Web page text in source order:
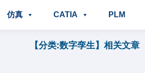
仿真 CATIA PLM
【分类:数字孪生】相关文章